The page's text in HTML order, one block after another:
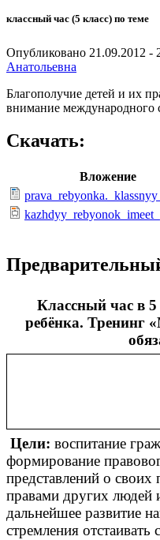
классный час (5 класс) по теме
Опубликовано 21.09.2012 -
Анатольевна
Благополучие детей и их
внимание международного
Скачать:
Вложение
Классный час в 5
ребёнка.
Цели: воспитание
формирование
представлений о своих
правами других людей
дальнейшее развитие
стремления отстаивать